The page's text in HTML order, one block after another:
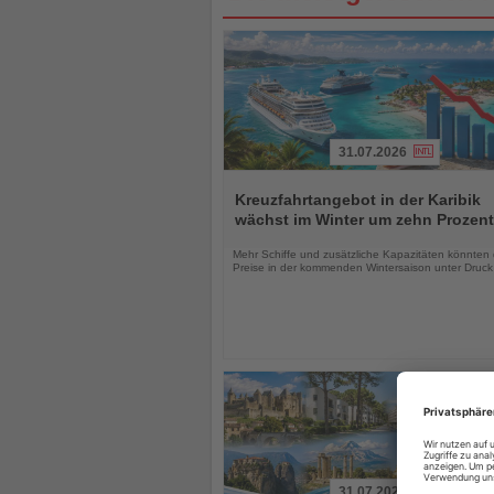
Sie
die
31.07.2026
Kreuzfahrtangebot in der Karibik
wächst im Winter um zehn Prozent
Mehr Schiffe und zusätzliche Kapazitäten könnten
Preise in der kommenden Wintersaison unter